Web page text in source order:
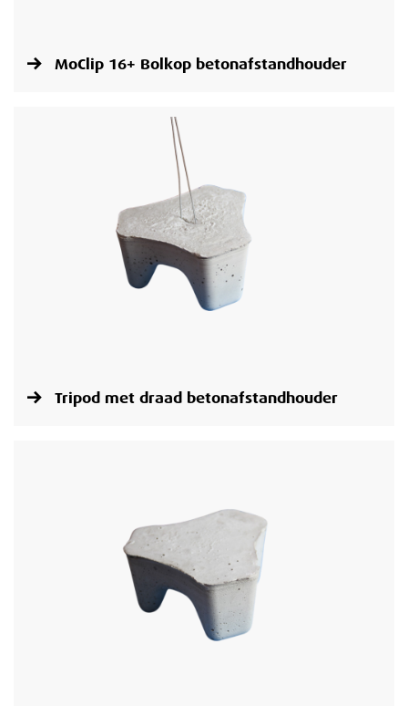
MoClip 16+ Bolkop betonafstandhouder
Tripod met draad betonafstandhouder